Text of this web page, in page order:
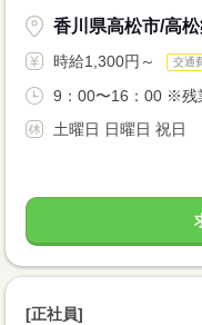
香川県高松市/高松
時給1,300円～ 交通
9：00〜16：00 ※残
土曜日 日曜日 祝日
[正社員]